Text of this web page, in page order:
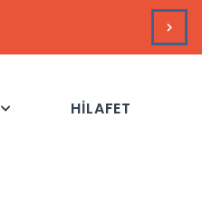
HİLAFET